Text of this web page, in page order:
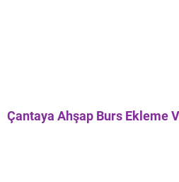
Çantaya Ahşap Burs Ekleme